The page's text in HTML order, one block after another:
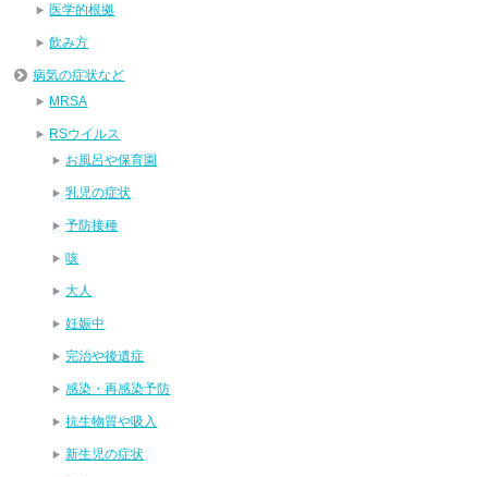
医学的根拠
飲み方
病気の症状など
MRSA
RSウイルス
お風呂や保育園
乳児の症状
予防接種
咳
大人
妊娠中
完治や後遺症
感染・再感染予防
抗生物質や吸入
新生児の症状